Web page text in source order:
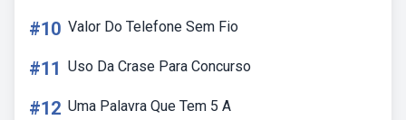
#10 Valor Do Telefone Sem Fio
#11 Uso Da Crase Para Concurso
#12 Uma Palavra Que Tem 5 A